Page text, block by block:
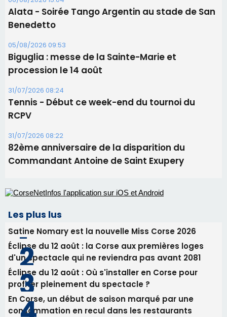
Alata - Soirée Tango Argentin au stade de San
Benedetto
05/08/2026 09:53
Biguglia : messe de la Sainte-Marie et
procession le 14 août
31/07/2026 08:24
Tennis - Début ce week-end du tournoi du
RCPV
31/07/2026 08:22
82ème anniversaire de la disparition du
Commandant Antoine de Saint Exupery
Les plus lus
Satine Nomary est la nouvelle Miss Corse 2026
Éclipse du 12 août : la Corse aux premières loges
d'un spectacle qui ne reviendra pas avant 2081
Éclipse du 12 août : Où s'installer en Corse pour
profiter pleinement du spectacle ?
En Corse, un début de saison marqué par une
consommation en recul dans les restaurants